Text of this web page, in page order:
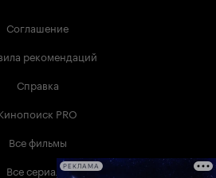
Соглашение
рекомендаций
Справка
PRO
Все фильмы
Все сериалыРЕКЛАМА